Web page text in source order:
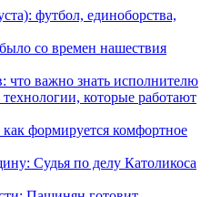
футбол, единоборства,
со времен нашествия
что важно знать исполнителю
которые работают
формируется комфортное
Судья по делу Католикоса